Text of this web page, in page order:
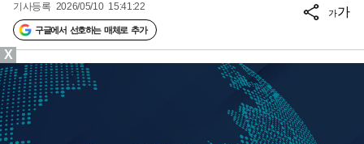
기사등록 2026/05/10 15:41:22
구글에서 선호하는 매체로 추가
가가
X